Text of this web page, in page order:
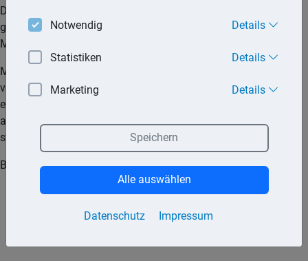
Die Finanzverwaltung ist im Rahmen der Außenprüfung
grundsätzlich berechtigt, vom Steuerpflichtigen sämtliche E-
Mails mit steuerlichem Bezug anzufordern.
Mangels Rechtsgrundlage ist es der Finanzverwaltung aber
verwehrt, ein sogenanntes Gesamtjournal zu verlangen, das
einerseits erst noch erstellt werden müsste und andererseits
auch Informationen zu solchen E-Mails ent­hält, die keinen
steuerlichen Bezug haben.
BFH, Beschluss vom 30.4.2025, XI R 15/23
Notwendig Details
Statistiken Details
Marketing Details
Datenschutz Impressum
Speichern
Alle auswählen